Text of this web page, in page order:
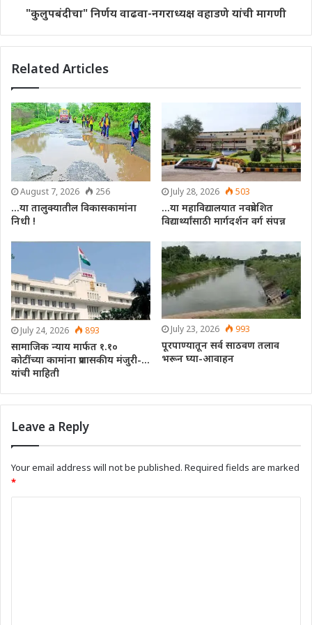
"कुलुपबंदीचा" निर्णय वाढवा-नगराध्यक्ष वहाडणे यांची मागणी
Related Articles
August 7, 2026 256
…या तालुक्यातील विकासकामांना
निधी !
July 28, 2026 503
…या महाविद्यालयात नवप्रवेशित
विद्यार्थ्यांसाठी मार्गदर्शन वर्ग संपन्न
July 24, 2026 893
सामाजिक न्याय मार्फत १.१०
कोटींच्या कामांना प्रशासकीय मंजुरी-…
यांची माहिती
July 23, 2026 993
पूरपाण्यातून सर्व साठवण तलाव
भरून घ्या-आवाहन
Leave a Reply
Your email address will not be published. Required fields are marked
*